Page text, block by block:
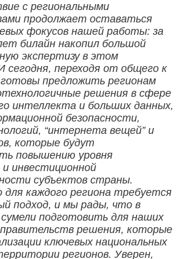
с региональными
продолжает оставаться
фокусов нашей работы: за
билайн накопил большой
экспертизу в этом
сегодня, переходя от общего к
предложить регионам
решения в сфере
интеллекта и больших данных,
безопасности,
“интернета вещей” и
которые будут
повышению уровня
инвестиционной
субъектов страны.
для каждого региона требуется
подход, и мы рады, что в
подготовить для наших
решения, которые
ключевых национальных
регионов. Уверен,